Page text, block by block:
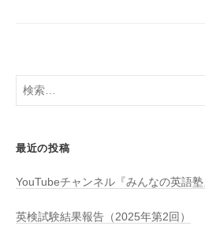
検
索:
最近の投稿
YouTubeチャンネル『みんなの英語塾
英検試験結果報告（2025年第2回）